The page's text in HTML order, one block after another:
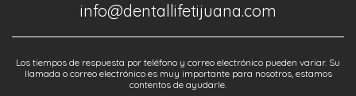
info@dentallifetijuana.com
Los tiempos de respuesta por teléfono y correo electrónico pueden variar. Su
llamada o correo electrónico es muy importante para nosotros, estamos
contentos de ayudarle.